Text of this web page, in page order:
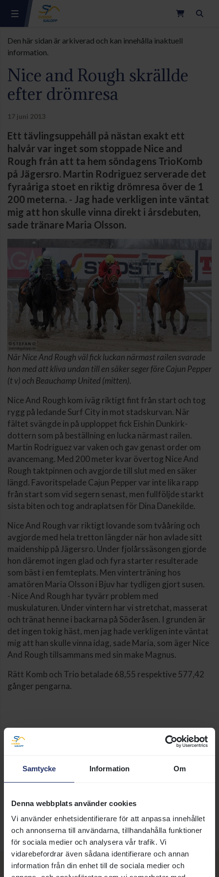
Samtycke Information Om
Denna webbplats använder cookies
Vi använder enhetsidentifierare för att anpassa innehållet
och annonserna till användarna, tillhandahålla funktioner
för sociala medier och analysera vår trafik. Vi
vidarebefordrar även sådana identifierare och annan
information från din enhet till de sociala medier och
Den här sidan är arkiverad och kan innehålla inaktuell
information.
Nice and Rough skrällde
efter drömresa
17 juni 2013
Ett tävlingsuppehåll på nästan exakt ett
halvår var inget som stoppade Nice and
Rough från att ta hem söndagens TrioKomb
på Jägersro. Martin Rodriguez serverade det
fyraåriga stoet en riktig drömresa över de 1
200 meterna. - Jag hade verkligen inte väntat
mig att hon skulle vinna direkt i årsdebuten,
sade tränare Maria Olsson.
När Nice And Rough väl fick luckan närmast railen svarade
hon med att kliva undan till en säker seger före Cajun Pepper
(t v) och Beauchamp United (mitten).
Nice And Rough kom iväg riktigt fint från start och tog
rygg på ledande Surf City in mot stadskurvan. När
fältet svängde in på upploppet fick Eishin Dunkirk-
dottern som på beställning en lucka närmast railen.
Martin Rodriguez var vaken och gav genast order om
avancemang. Med 200 meter kvar övertog Nice And
Rough taktpinnen och avgjorde till slut med en säker
längd. Favoritspelade Cajun Pepper var inte lika rapp
från start som vid segern senast, men fullföljde starkt
sista biten och tog andraplatsen för Dina Danekilde.
Nice And Rough var riktigt lovande som tvååring och
avgjorde med hela tretton längder när hon avlade sitt
maidenship på Jägersro. Under fjolårssäsongen gjorde
hon däremot ingen glad och fyra starter resulterade
som bäst i en femteplats. Men vinterträning hos
amatören Maria Olsson i Bjuv har tydligen gjort susen.
- Nice And Rough har tyvärr problem med
muskulaturen. Under vintern har vi stretchat, masserat
och tränat henne i backarna på Söderåsen. I grunden är
det ingen tokig häst, men jag hade verkligen inte väntat
mig att han skulle vinna idag, sade Maria, som äger Nice
And Rough tillsammans med sin make Magnus.
Rätt Komb och Trio betalade 68,55 respektive 577,42
gånger pengarna.
17 juni 2013
Taggar: Sport
DELA SIDA: